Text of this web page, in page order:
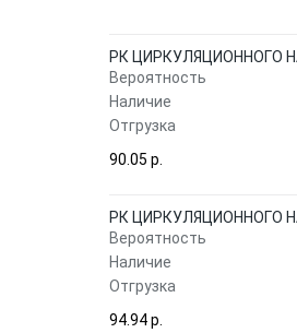
РК ЦИРКУЛЯЦИОННОГО
Вероятность
Наличие
Отгрузка
90.05 p.
РК ЦИРКУЛЯЦИОННОГО
Вероятность
Наличие
Отгрузка
94.94 p.